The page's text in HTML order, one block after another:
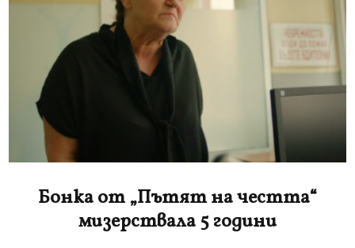
Бонка от „Пътят на честта“
мизерствала 5 години